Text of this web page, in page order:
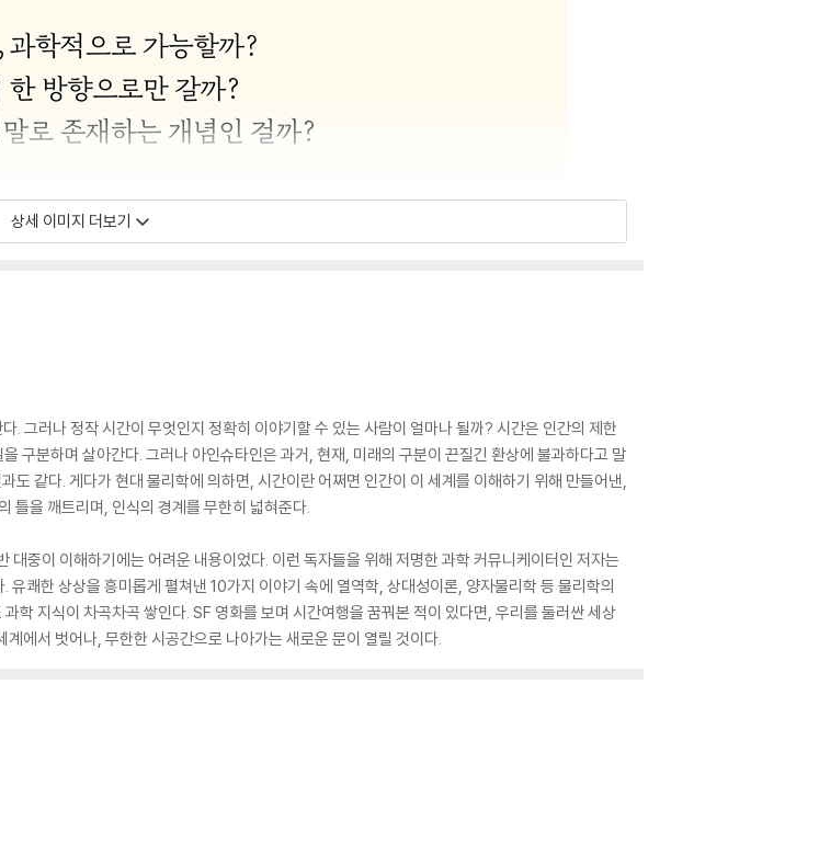
상세 이미지 더보기
. 그러나 정작 시간이 무엇인지 정확히 이야기할 수 있는 사람이 얼마나 될까? 시간은 인간의 제한
구분하며 살아간다. 그러나 아인슈타인은 과거, 현재, 미래의 구분이 끈질긴 환상에 불과하다고 말
도 같다. 게다가 현대 물리학에 의하면, 시간이란 어쩌면 인간이 이 세계를 이해하기 위해 만들어낸,
틀을 깨트리며, 인식의 경계를 무한히 넓혀준다.
중이 이해하기에는 어려운 내용이었다. 이런 독자들을 위해 저명한 과학 커뮤니케이터인 저자는
쾌한 상상을 흥미롭게 펼쳐낸 10가지 이야기 속에 열역학, 상대성이론, 양자물리학 등 물리학의
학 지식이 차곡차곡 쌓인다. SF 영화를 보며 시간여행을 꿈꿔본 적이 있다면, 우리를 둘러싼 세상
에서 벗어나, 무한한 시공간으로 나아가는 새로운 문이 열릴 것이다.